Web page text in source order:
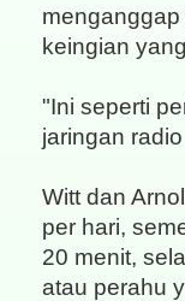
keingian
"Ini seperti
jaringan
Witt dan
per hari,
20 menit,
atau perahu